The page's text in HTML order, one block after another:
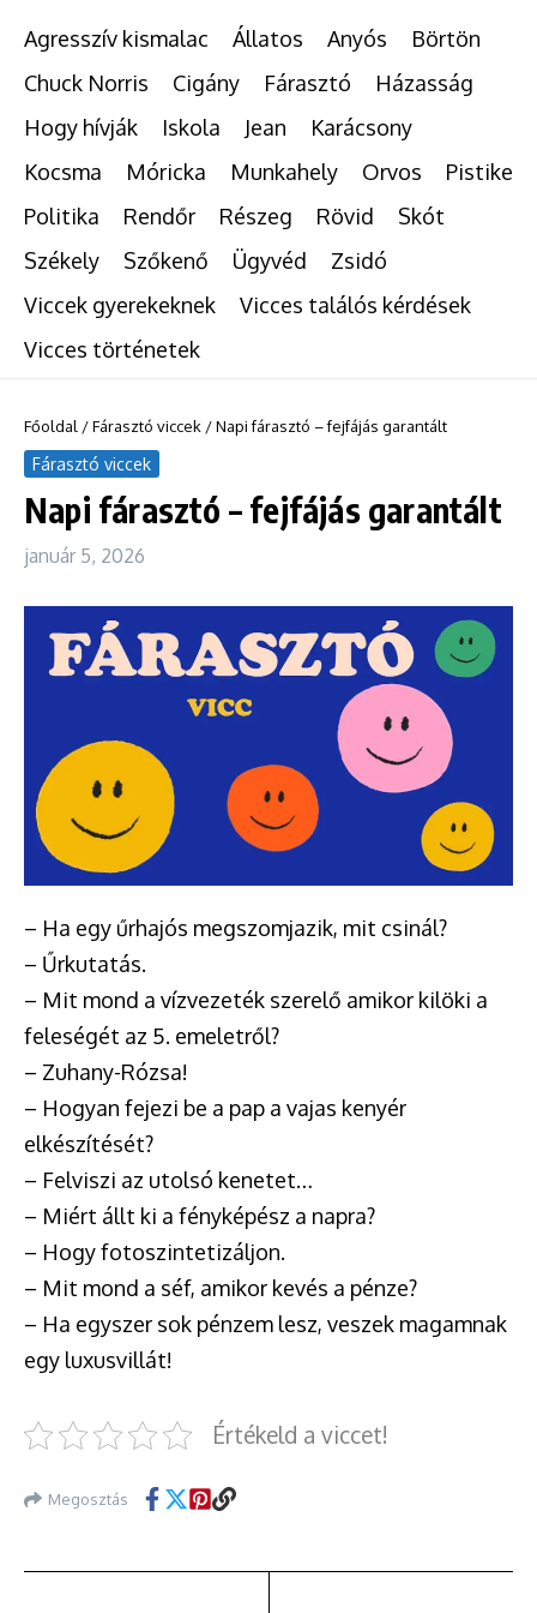
Agresszív kismalac Állatos Anyós
Börtön
Chuck Norris
Cigány Fárasztó
Házasság
Hogy hívják
Iskola Jean
Karácsony
Kocsma
Móricka Munkahely Orvos
Pistike
Politika
Rendőr Részeg Rövid
Skót
Székely
Szőkenő Ügyvéd
Zsidó
Viccek gyerekeknek
Vicces találós kérdések
Vicces történetek
Főoldal /Fárasztó viccek /Napi fárasztó – fejfájás garantált
Fárasztó viccek
Napi fárasztó – fejfájás garantált
január 5, 2026
– Ha egy űrhajós megszomjazik, mit csinál?
– Űrkutatás.
– Mit mond a vízvezeték szerelő amikor kilöki a
feleségét az 5. emeletről?
– Zuhany-Rózsa!
– Hogyan fejezi be a pap a vajas kenyér
elkészítését?
– Felviszi az utolsó kenetet…
– Miért állt ki a fényképész a napra?
– Hogy fotoszintetizáljon.
– Mit mond a séf, amikor kevés a pénze?
– Ha egyszer sok pénzem lesz, veszek magamnak
egy luxusvillát!
Értékeld a viccet!
Megosztás